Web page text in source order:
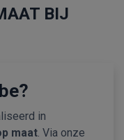
BIJ
in
maat. Via onze